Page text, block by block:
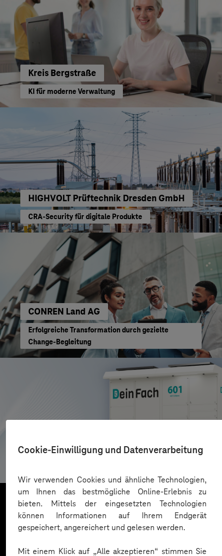
Cookie-Einwilligung und Datenverarbeitung
Wir verwenden Cookies und ähnliche Technologien,
um Ihnen das bestmögliche Online-Erlebnis zu
bieten. Mittels der eingesetzten Technologien
können Informationen auf Ihrem Endgerät
gespeichert, angereichert und gelesen werden.
Mit einem Klick auf „Alle akzeptieren“ stimmen Sie
Kreis Bergstraße
KI für moderne Verwaltung
HIGHVOLT Prüftechnik Dresden GmbH
CRA-Security für digitale Produkte
CONREN Land AG
Erfolgreiche Transformation durch gezielte
Change-Begleitung
AZL DeinFach
Mehr laden